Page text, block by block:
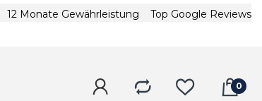
12 Monate Gewährleistung Top Google Reviews